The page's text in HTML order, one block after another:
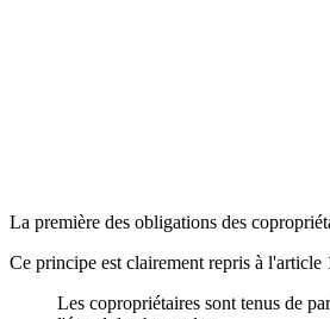
La première des obligations des
Ce principe est clairement repris à
Les copropriétaires sont tenus de